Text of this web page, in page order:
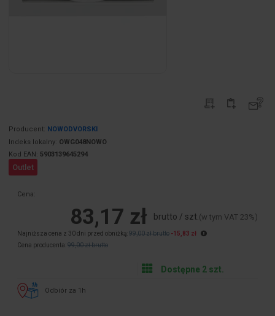
Producent: NOWODVORSKI
Indeks lokalny: OWG048NOWO
Kod EAN: 5903139645294
Outlet
Cena:
83,17 zł brutto / szt. (w tym VAT 23%)
Najniższa cena z 30 dni przed obniżką: 99,00 zł brutto -15,83 zł
Cena producenta: 99,00 zł brutto
Dostępne 2 szt.
Odbiór za 1h